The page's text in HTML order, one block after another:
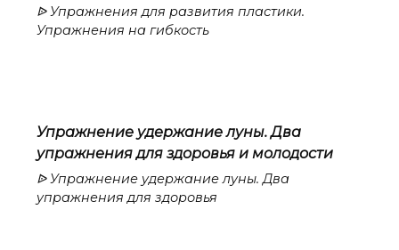
ᐉ Упражнения для развития пластики.
Упражнения на гибкость
Упражнение удержание луны. Два
упражнения для здоровья и молодости
ᐉ Упражнение удержание луны. Два
упражнения для здоровья